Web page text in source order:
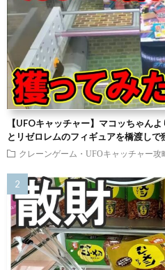
【UFOキャッチャー】マコッちゃん
とリゼロレムのフィギュアを橋渡しで
クレーンゲーム・UFOキャッチャー攻